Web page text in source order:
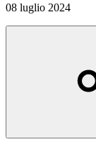
08 luglio 2024